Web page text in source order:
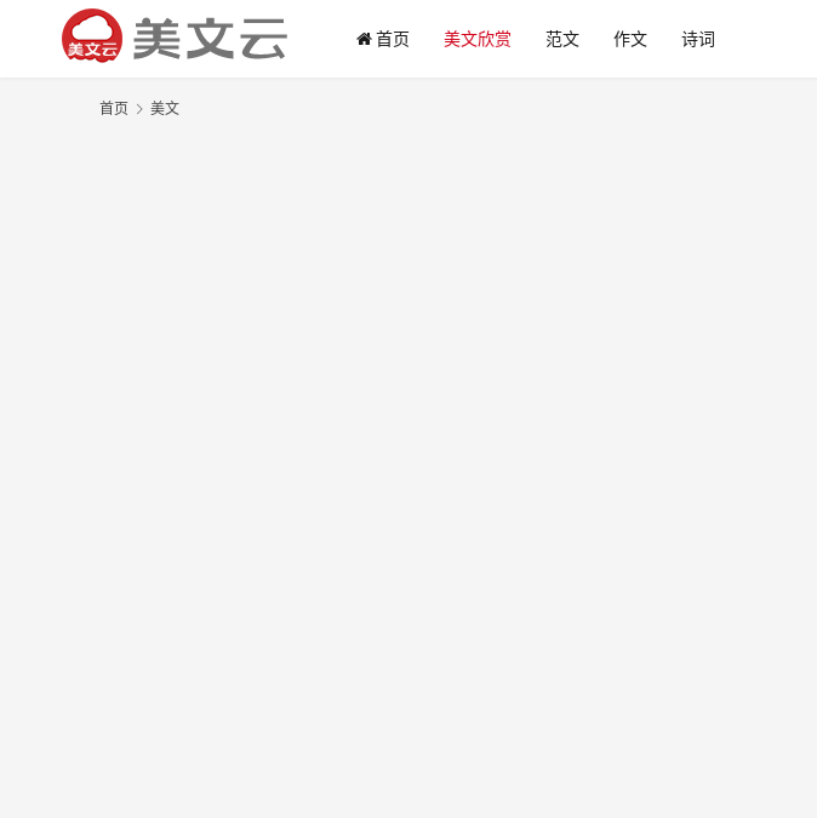
首页 美文欣赏 范文 作文 诗词
首页 美文